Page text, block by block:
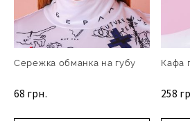
Сережка обманка на губу
68 грн.
Кафа
258